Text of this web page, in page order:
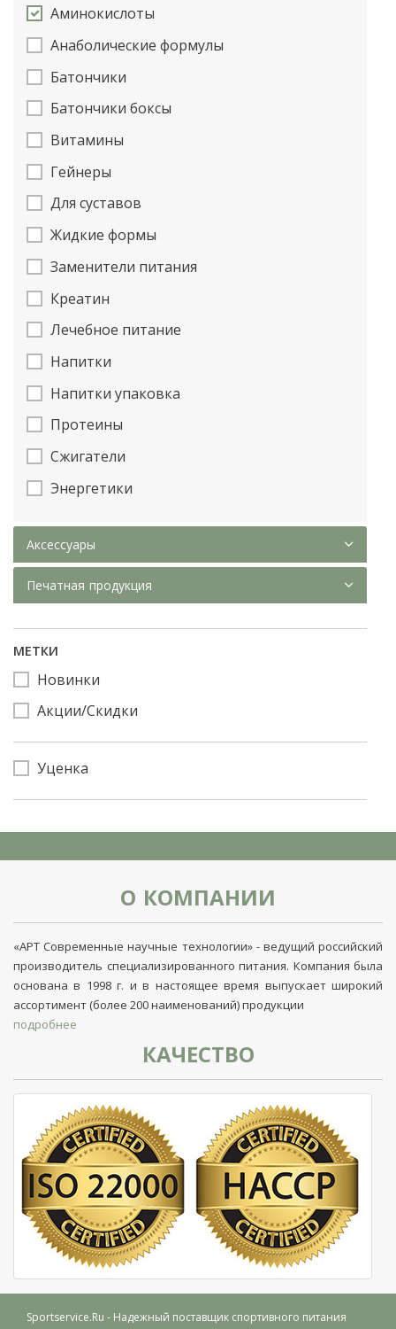
Аминокислоты
Анаболические формулы
Батончики
Батончики боксы
Витамины
Гейнеры
Для суставов
Жидкие формы
Заменители питания
Креатин
Лечебное питание
Напитки
Напитки упаковка
Протеины
Сжигатели
Энергетики
Аксессуары
Печатная продукция
МЕТКИ
Новинки
Акции/Скидки
Уценка
О КОМПАНИИ
«АРТ Современные научные технологии» - ведущий российский
производитель специализированного питания. Компания была
основана в 1998 г. и в настоящее время выпускает широкий
ассортимент (более 200 наименований) продукции
подробнее
КАЧЕСТВО
Sportservice.Ru - Надежный поставщик спортивного питания